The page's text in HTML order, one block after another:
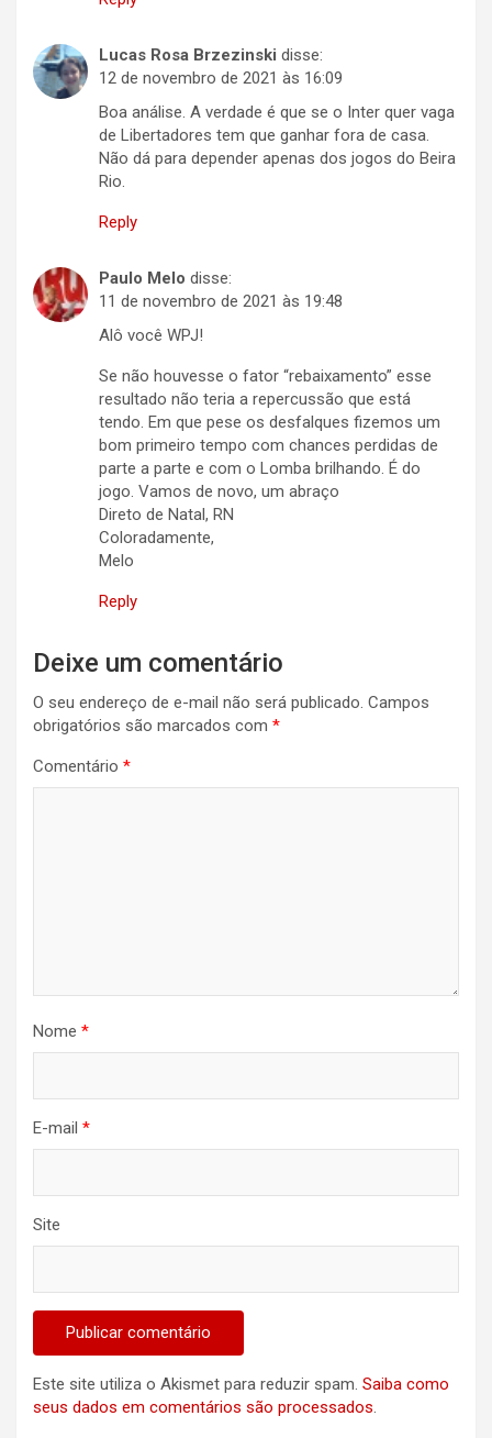
Lucas Rosa Brzezinski disse:
12 de novembro de 2021 às 16:09
Boa análise. A verdade é que se o Inter quer vaga
de Libertadores tem que ganhar fora de casa.
Não dá para depender apenas dos jogos do Beira
Rio.
Reply
Paulo Melo disse:
11 de novembro de 2021 às 19:48
Alô você WPJ!
Se não houvesse o fator “rebaixamento” esse
resultado não teria a repercussão que está
tendo. Em que pese os desfalques fizemos um
bom primeiro tempo com chances perdidas de
parte a parte e com o Lomba brilhando. É do
jogo. Vamos de novo, um abraço
Direto de Natal, RN
Coloradamente,
Melo
Reply
Deixe um comentário
O seu endereço de e-mail não será publicado. Campos
obrigatórios são marcados com *
Comentário *
Nome *
E-mail *
Site
Este site utiliza o Akismet para reduzir spam. Saiba como
seus dados em comentários são processados.